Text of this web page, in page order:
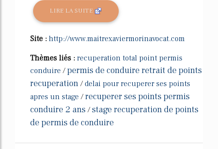
LIRE LA SUITE
Site : http://www.maitrexaviermorinavocat.com
Thèmes liés : recuperation total point permis
conduire /permis de conduire retrait de points
recuperation /delai pour recuperer ses points
apres un stage /recuperer ses points permis
conduire 2 ans /stage recuperation de points
de permis de conduire